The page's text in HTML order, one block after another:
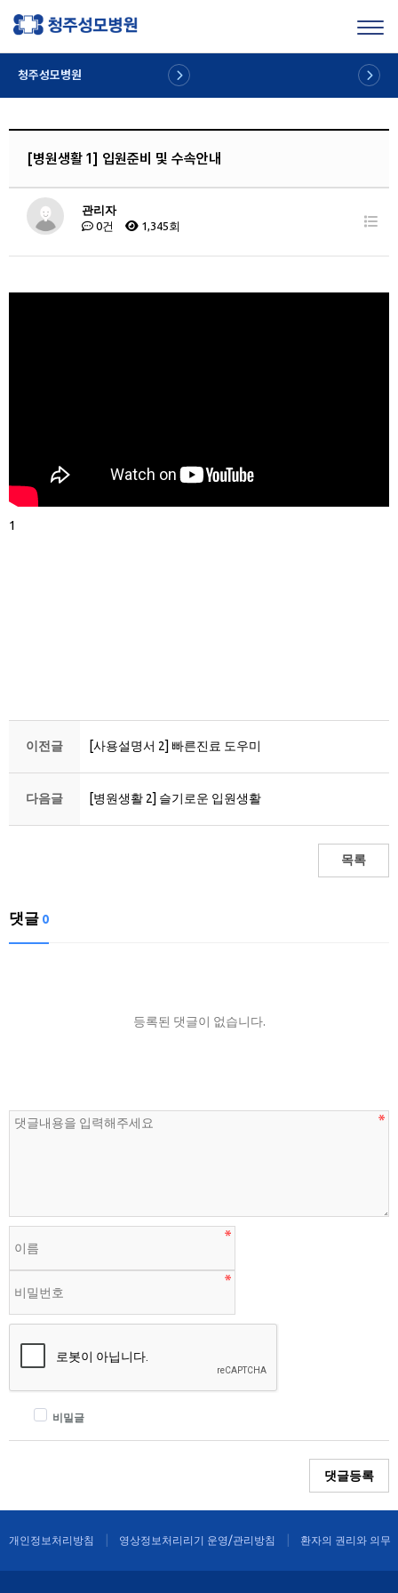
청주성모병원
[병원생활 1] 입원준비 및 수속안내
관리자
0건
1,345회
1
이전글 [사용설명서 2] 빠른진료 도우미
다음글 [병원생활 2] 슬기로운 입원생활
목록
댓글 0
등록된 댓글이 없습니다.
비밀글
댓글등록
개인정보처리방침 영상정보처리리기 운영/관리방침 환자의 권리와 의무